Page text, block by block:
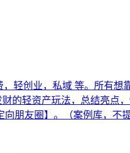
轻创业，私域 等。所有
的轻资产玩法，总结亮点
向朋友圈】。（案例库，不